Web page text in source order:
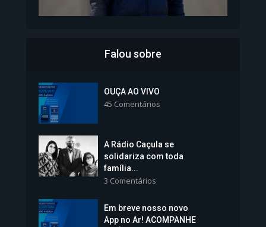
Colégios da Polícia...
Vice-Prefeita Sheila Lemos
Falou sobre
OUÇA AO VIVO
45 Comentários
A Rádio Caçula se
solidariza com toda
família...
3 Comentários
Em breve nosso novo
App no Ar! ACOMPANHE